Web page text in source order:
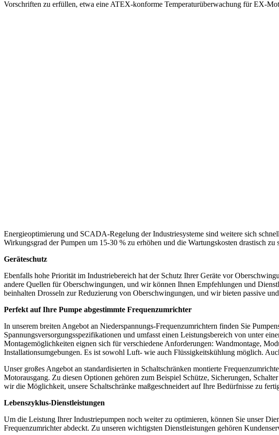
Vorschriften zu erfüllen, etwa eine ATEX-konforme Temperaturüberwachung für EX-
Energieoptimierung und SCADA-Regelung der Industriesysteme sind weitere sich
Wirkungsgrad der Pumpen um 15-30 % zu erhöhen und die Wartungskosten drastisch zu
Geräteschutz
Ebenfalls hohe Priorität im Industriebereich hat der Schutz Ihrer Geräte vor
andere Quellen für Oberschwingungen, und wir können Ihnen Empfehlungen und
beinhalten Drosseln zur Reduzierung von Oberschwingungen, und wir bieten passive
Perfekt auf Ihre Pumpe abgestimmte Frequenzumrichter
In unserem breiten Angebot an Niederspannungs-Frequenzumrichtern finden Sie
Spannungsversorgungsspezifikationen und umfasst einen Leistungsbereich von unter
Montagemöglichkeiten eignen sich für verschiedene Anforderungen: Wandmontage,
Installationsumgebungen. Es ist sowohl Luft- wie auch Flüssigkeitskühlung möglich.
Unser großes Angebot an standardisierten in Schaltschränken montierte
Motorausgang. Zu diesen Optionen gehören zum Beispiel Schütze, Sicherungen,
wir die Möglichkeit, unsere Schaltschränke maßgeschneidert auf Ihre Bedürfnisse zu
Lebenszyklus-Dienstleistungen
Um die Leistung Ihrer Industriepumpen noch weiter zu optimieren, können Sie unser
Frequenzumrichter abdeckt. Zu unseren wichtigsten Dienstleistungen gehören